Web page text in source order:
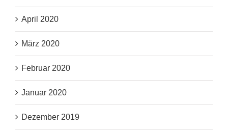
April 2020
März 2020
Februar 2020
Januar 2020
Dezember 2019